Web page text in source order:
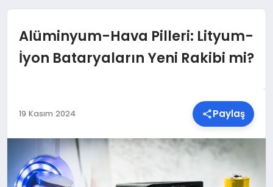
MAGAZIN
SIYASET
SPOR
TEKNOLOJI
Alüminyum-Hava Pilleri: Lityum-
İyon Bataryaların Yeni Rakibi mi?
19 Kasım 2024 Paylaş